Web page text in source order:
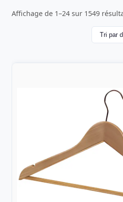
Affichage de 1–24 sur 1549